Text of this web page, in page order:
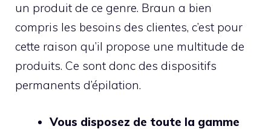
un produit de ce genre. Braun a bien
compris les besoins des clientes, c’est pour
cette raison qu’il propose une multitude de
produits. Ce sont donc des dispositifs
permanents d’épilation.
Vous disposez de toute la gamme